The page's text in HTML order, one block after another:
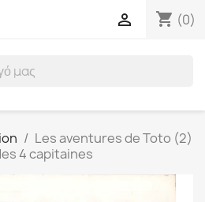
shopping_cart (0)

Les aventures de Toto (2)
4 capitaines